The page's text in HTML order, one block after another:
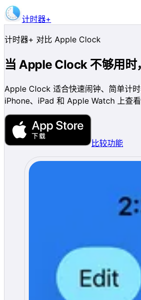
计时器+
计时器+ 对比 Apple Clock
当 Apple Clock 不够用时
Apple Clock 适合快速闹钟、简单计
iPhone、iPad 和 Apple Watch 上查看
比较功能